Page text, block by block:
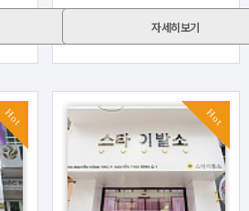
자세히보기
Hot Hot